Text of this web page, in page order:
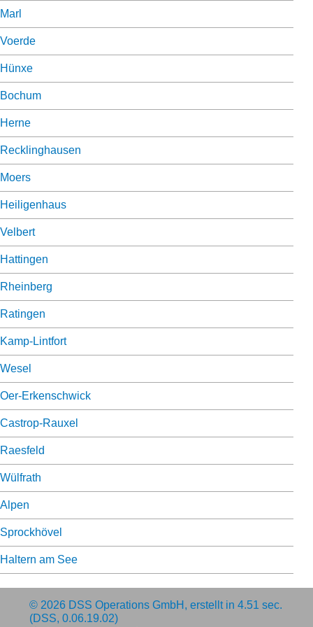
Marl
Voerde
Hünxe
Bochum
Herne
Recklinghausen
Moers
Heiligenhaus
Velbert
Hattingen
Rheinberg
Ratingen
Kamp-Lintfort
Wesel
Oer-Erkenschwick
Castrop-Rauxel
Raesfeld
Wülfrath
Alpen
Sprockhövel
Haltern am See
© 2026 DSS Operations GmbH , erstellt in 4.51 sec.
(DSS, 0.06.19.02)